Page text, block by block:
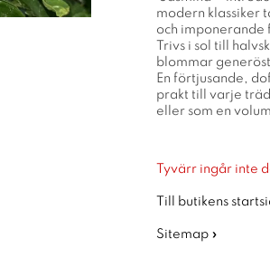
modern klassiker
och imponerande
Trivs i sol till
blommar
En förtjusande,
prakt till varje
eller som en
Tyvärr ingår inte
Till butikens
Sitemap »